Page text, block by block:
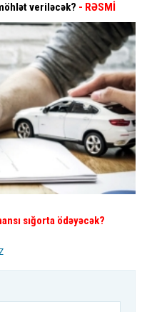
veriləcək? - RƏSMİ
sığorta ödəyəcək?